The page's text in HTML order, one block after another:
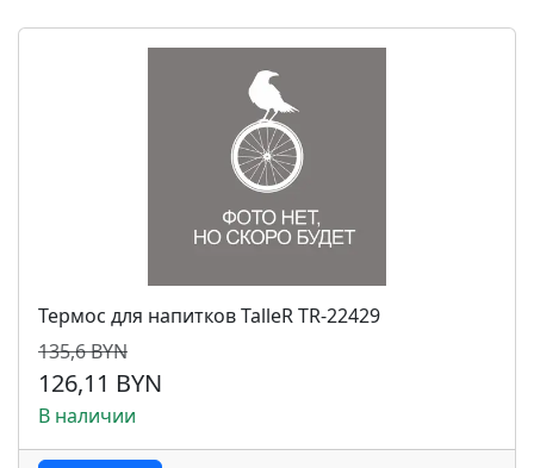
Термос для напитков TalleR TR-22429
135,6 BYN
126,11 BYN
В наличии